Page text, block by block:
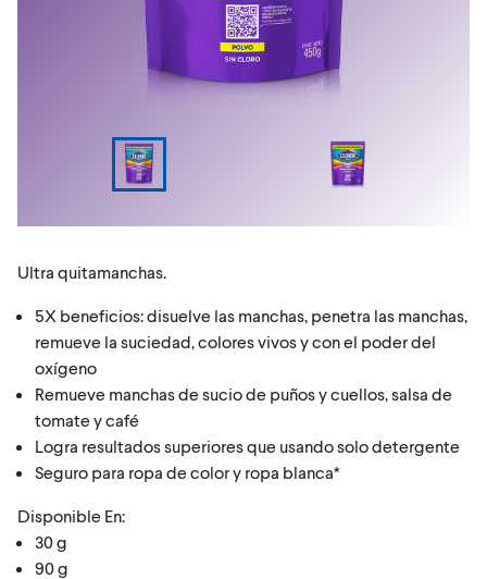
Ultra quitamanchas.
5X beneficios: disuelve las manchas, penetra las manchas,
remueve la suciedad, colores vivos y con el poder del
oxígeno
Remueve manchas de sucio de puños y cuellos, salsa de
tomate y café
Logra resultados superiores que usando solo detergente
Seguro para ropa de color y ropa blanca*
Disponible En:
30 g
90 g